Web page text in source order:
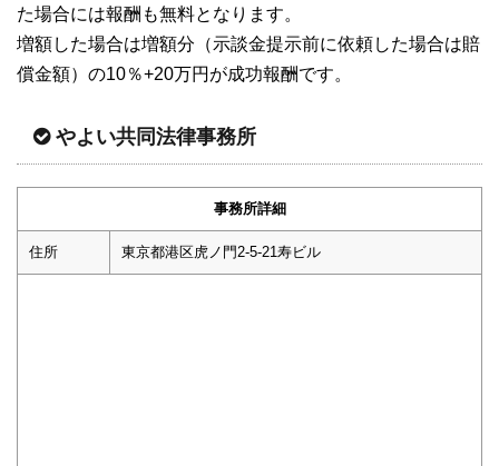
た場合には報酬も無料となります。
増額した場合は増額分（示談金提示前に依頼した場合は賠
償金額）の10％+20万円が成功報酬です。
やよい共同法律事務所
事務所詳細
住所 東京都港区虎ノ門2-5-21寿ビル